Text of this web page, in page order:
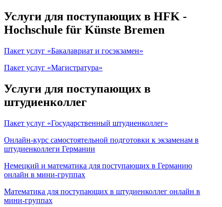
Услуги для поступающих в HFK -
Hochschule für Künste Bremen
Пакет услуг «Бакалавриат и госэкзамен»
Пакет услуг «Магистратура»
Услуги для поступающих в
штудиенколлег
Пакет услуг «Государственный штудиенколлег»
Онлайн-курс самостоятельной подготовки к экзаменам в
штудиенколлеги Германии
Немецкий и математика для поступающих в Германию
онлайн в мини-группах
Математика для поступающих в штудиенколлег онлайн в
мини-группах